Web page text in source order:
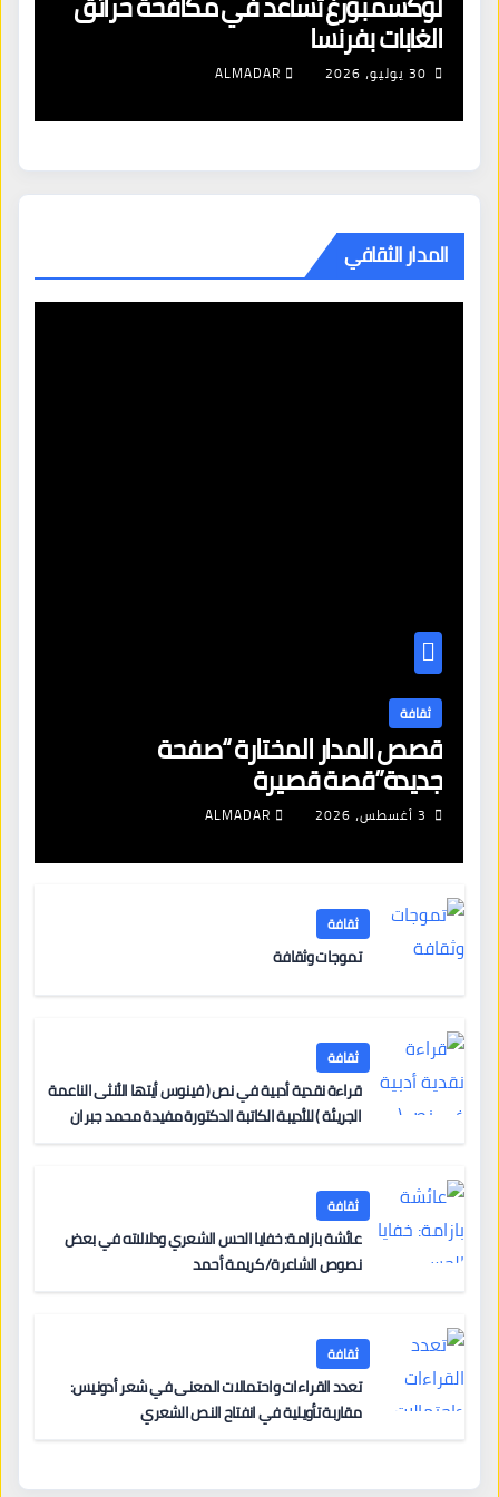
الغابات بفرنسا
30 يوليو، 2026 ALMADAR
المدار الثقافي
ثقافة
قصص المدار المختارة “صفحة
جديدة”قصة قصيرة
3 أغسطس، 2026 ALMADAR
ثقافة
تموجات وثقافة
ثقافة
قراءة نقدية أدبية في نص ( فينوس أيتها الأنثى الناعمة
الجريئة ) للأديبة الكاتبة الدكتورة مفيدة محمد جبران
ثقافة
عائشة بازامة: خفايا الحس الشعري ودلالاته في بعض
نصوص الشاعرة/ كريمة أحمد
ثقافة
تعدد القراءات واحتمالات المعنى في شعر أدونيس:
مقاربة تأويلية في انفتاح النص الشعري